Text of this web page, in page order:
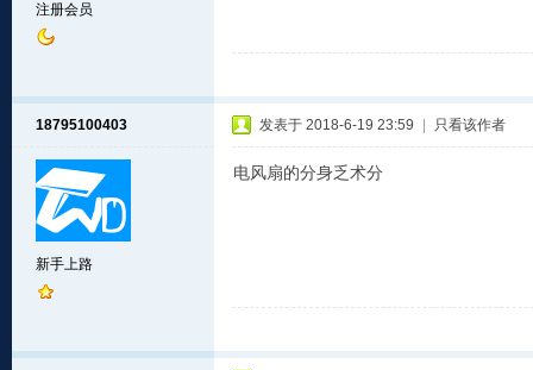
注册会员
18795100403
新手上路
发表于 2018-6-19 23:59 只看该作者
电风扇的分身乏术分